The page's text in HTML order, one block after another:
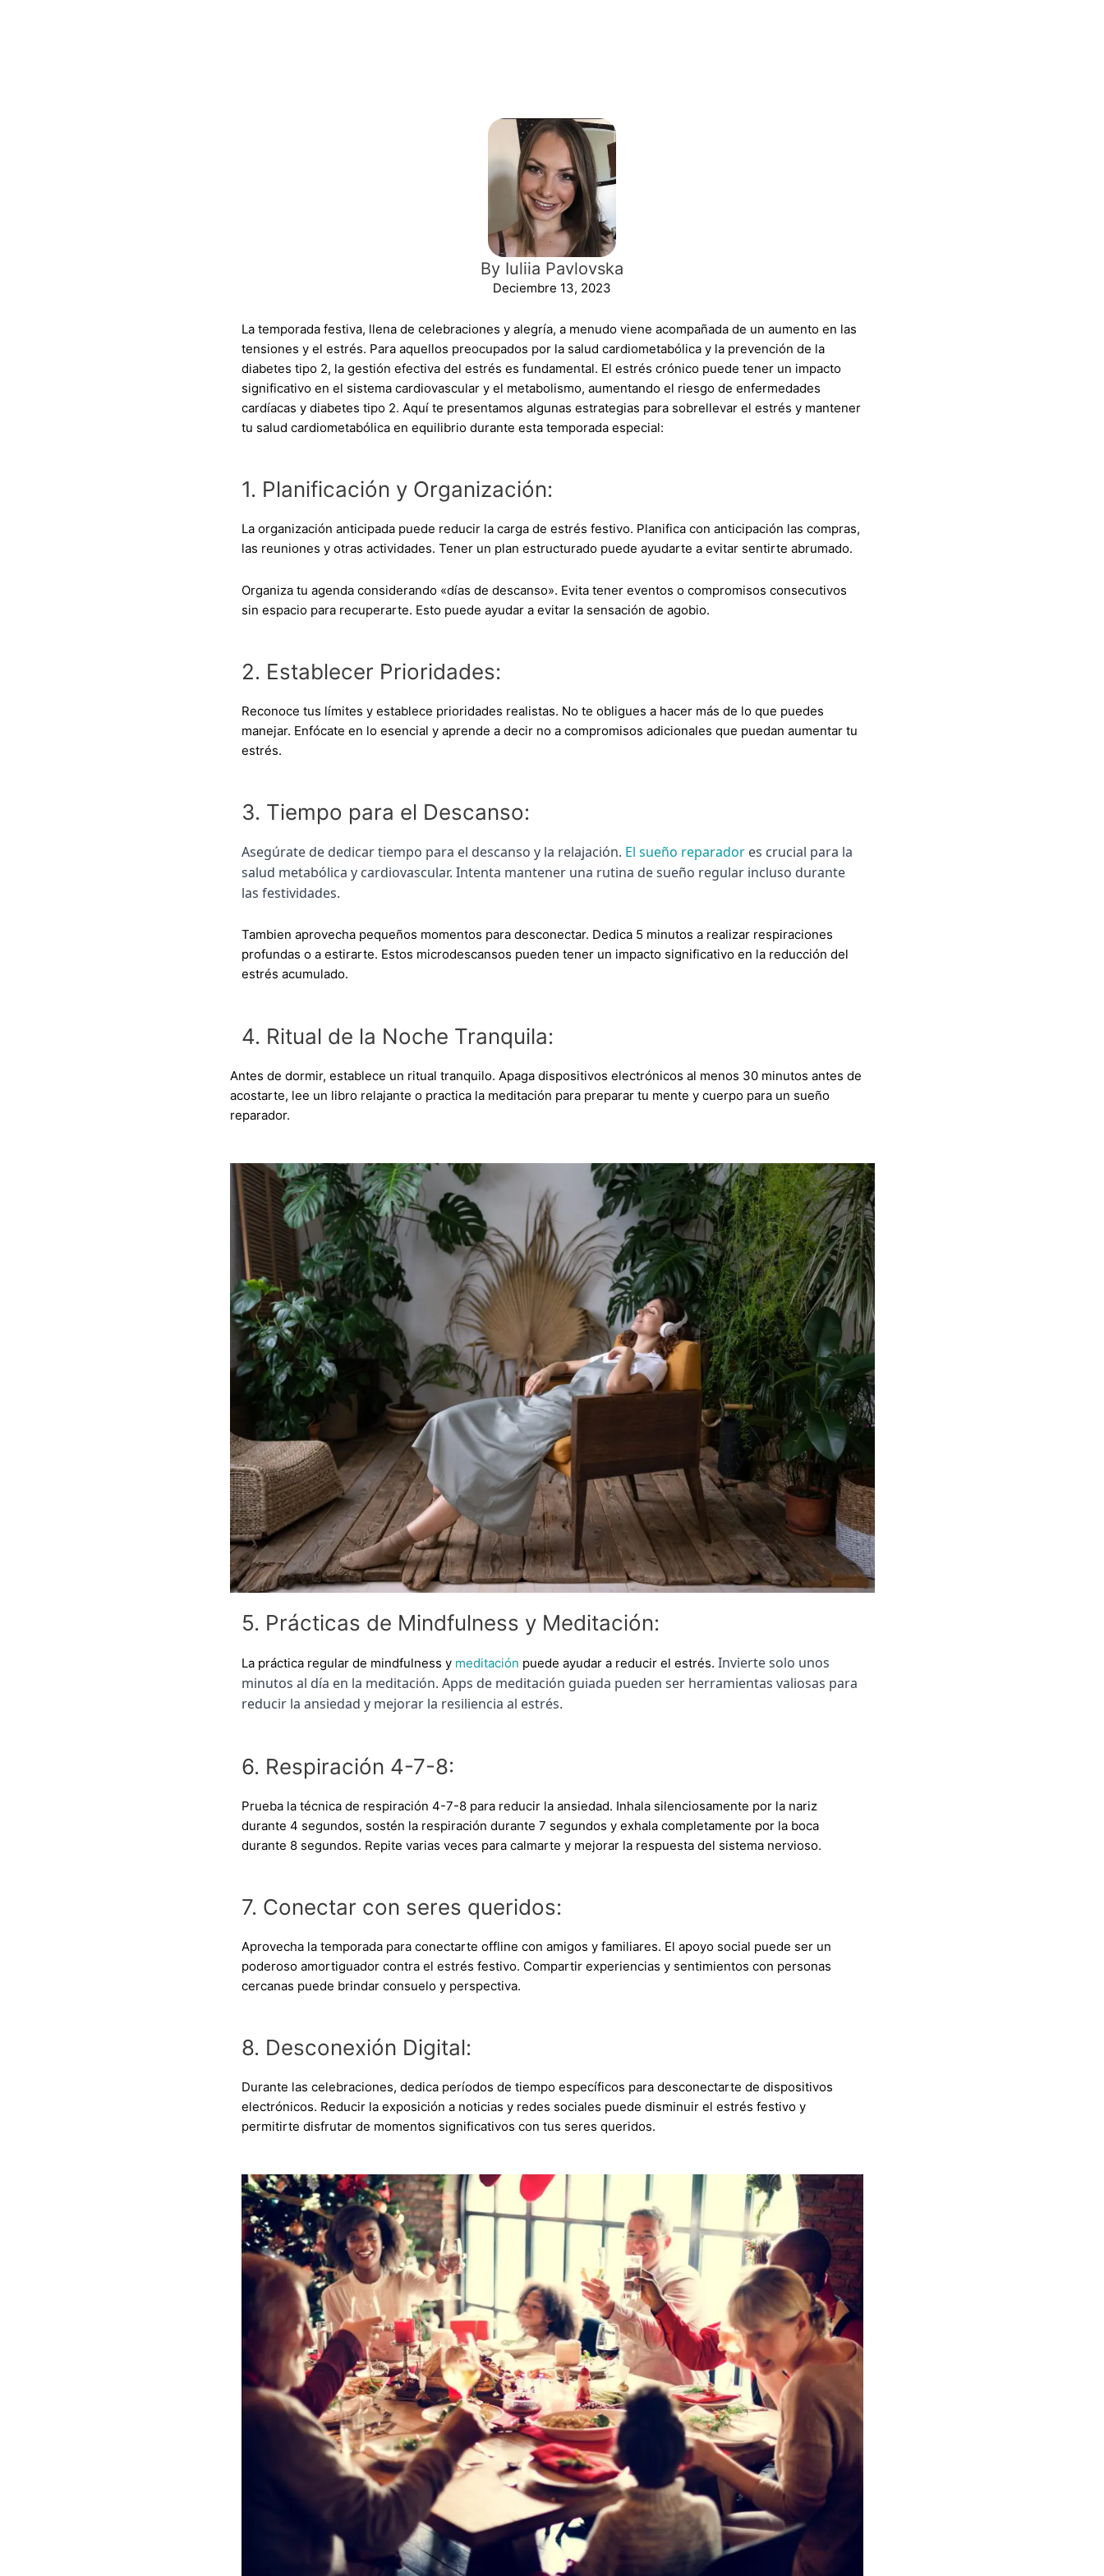
By Iuliia Pavlovska
Deciembre 13, 2023
La temporada festiva, llena de celebraciones y alegría, a menudo viene acompañada de un aumento en las
tensiones y el estrés. Para aquellos preocupados por la salud cardiometabólica y la prevención de la
diabetes tipo 2, la gestión efectiva del estrés es fundamental. El estrés crónico puede tener un impacto
significativo en el sistema cardiovascular y el metabolismo, aumentando el riesgo de enfermedades
cardíacas y diabetes tipo 2. Aquí te presentamos algunas estrategias para sobrellevar el estrés y mantener
tu salud cardiometabólica en equilibrio durante esta temporada especial:
1. Planificación y Organización:
La organización anticipada puede reducir la carga de estrés festivo. Planifica con anticipación las compras,
las reuniones y otras actividades. Tener un plan estructurado puede ayudarte a evitar sentirte abrumado.
Organiza tu agenda considerando «días de descanso». Evita tener eventos o compromisos consecutivos
sin espacio para recuperarte. Esto puede ayudar a evitar la sensación de agobio.
2. Establecer Prioridades:
Reconoce tus límites y establece prioridades realistas. No te obligues a hacer más de lo que puedes
manejar. Enfócate en lo esencial y aprende a decir no a compromisos adicionales que puedan aumentar tu
estrés.
3. Tiempo para el Descanso:
Asegúrate de dedicar tiempo para el descanso y la relajación. El sueño reparadores crucial para la
salud metabólica y cardiovascular. Intenta mantener una rutina de sueño regular incluso durante
las festividades.
Tambien aprovecha pequeños momentos para desconectar. Dedica 5 minutos a realizar respiraciones
profundas o a estirarte. Estos microdescansos pueden tener un impacto significativo en la reducción del
estrés acumulado.
4. Ritual de la Noche Tranquila:
Antes de dormir, establece un ritual tranquilo. Apaga dispositivos electrónicos al menos 30 minutos antes de
acostarte, lee un libro relajante o practica la meditación para preparar tu mente y cuerpo para un sueño
reparador.
5. Prácticas de Mindfulness y Meditación:
La práctica regular de mindfulness y meditación puede ayudar a reducir el estrés. Invierte solo unos
minutos al día en la meditación. Apps de meditación guiada pueden ser herramientas valiosas para
reducir la ansiedad y mejorar la resiliencia al estrés.
6. Respiración 4-7-8:
Prueba la técnica de respiración 4-7-8 para reducir la ansiedad. Inhala silenciosamente por la nariz
durante 4 segundos, sostén la respiración durante 7 segundos y exhala completamente por la boca
durante 8 segundos. Repite varias veces para calmarte y mejorar la respuesta del sistema nervioso.
7. Conectar con seres queridos:
Aprovecha la temporada para conectarte offline con amigos y familiares. El apoyo social puede ser un
poderoso amortiguador contra el estrés festivo. Compartir experiencias y sentimientos con personas
cercanas puede brindar consuelo y perspectiva.
8. Desconexión Digital:
Durante las celebraciones, dedica períodos de tiempo específicos para desconectarte de dispositivos
electrónicos. Reducir la exposición a noticias y redes sociales puede disminuir el estrés festivo y
permitirte disfrutar de momentos significativos con tus seres queridos.